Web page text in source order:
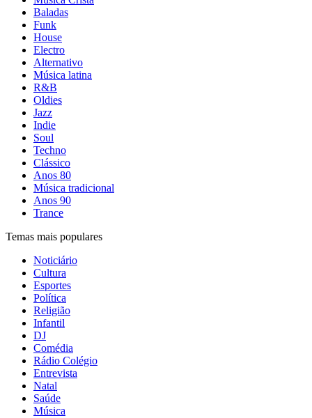
Baladas
Funk
House
Electro
Alternativo
Música latina
R&B
Oldies
Jazz
Indie
Soul
Techno
Clássico
Anos 80
Música tradicional
Anos 90
Trance
Temas mais populares
Noticiário
Cultura
Esportes
Política
Religião
Infantil
DJ
Comédia
Rádio Colégio
Entrevista
Natal
Saúde
Música